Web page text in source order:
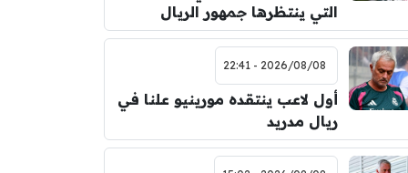
التي ينتظرها جمهور الريال
2026/08/08 - 22:41
أول لاعب ينتقده مورينيو علنا في
ريال مدريد